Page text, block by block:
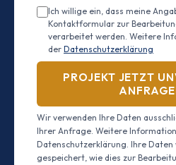
Ich willige ein, dass meine
Kontaktformular zur
verarbeitet werden. Weitere
der Datenschutzerklärung
PROJEKT JETZT
Wir verwenden Ihre Daten
Ihrer Anfrage. Weitere
Datenschutzerklärung. Ihre Daten
gespeichert, wie dies zur